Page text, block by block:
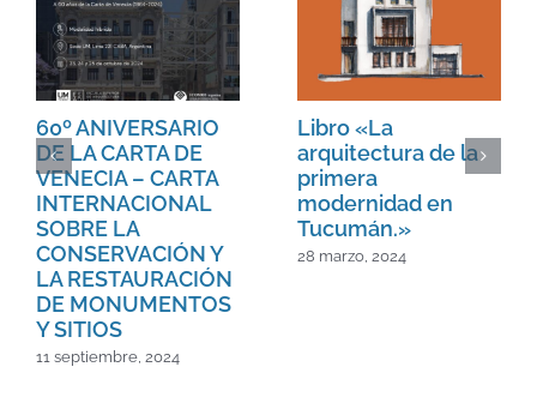
60º ANIVERSARIO
DE LA CARTA DE
VENECIA – CARTA
INTERNACIONAL
SOBRE LA
CONSERVACIÓN Y
LA RESTAURACIÓN
DE MONUMENTOS
Y SITIOS
11 septiembre, 2024
Libro «La
arquitectura de la
primera
modernidad en
Tucumán.»
28 marzo, 2024